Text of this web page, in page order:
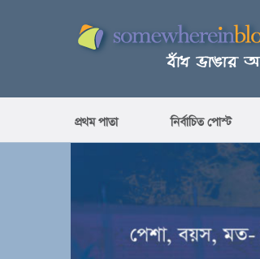
প্রথম পাতা নির্বাচিত পোস্ট